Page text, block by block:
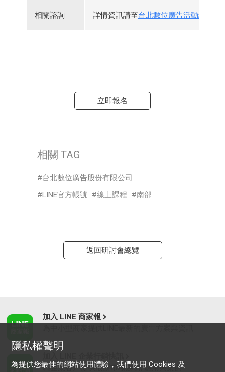
相關諮詢 詳情資訊請至台北數位廣告活動網頁
立即報名
相關 TAG
台北數位廣告股份有限公司
LINE官方帳號
線上課程 南部
返回研討會總覽
加入 LINE 商家報
為企業客戶提供最新市場趨勢, 應用與案例
隱私權聲明
為提供您最佳的網站使用體驗，我們使用 Cookies 及